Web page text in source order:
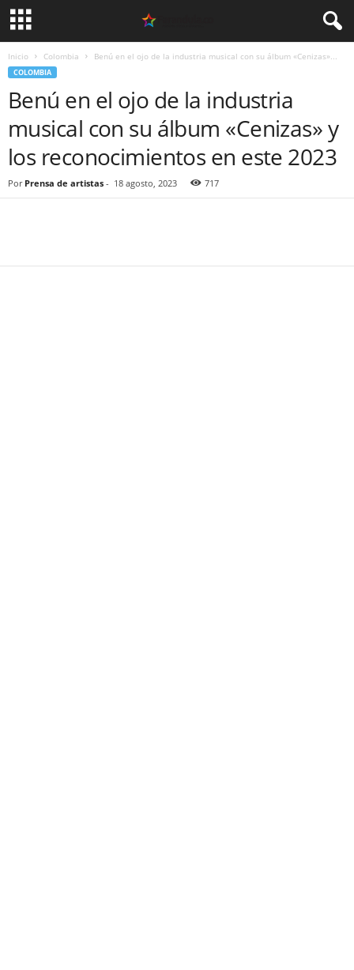
Inicio Colombia Benú en el ojo de la industria musical con su álbum «Cenizas»...
COLOMBIA
Benú en el ojo de la industria
musical con su álbum «Cenizas» y
los reconocimientos en este 2023
Por Prensa de artistas - 18 agosto, 2023 717